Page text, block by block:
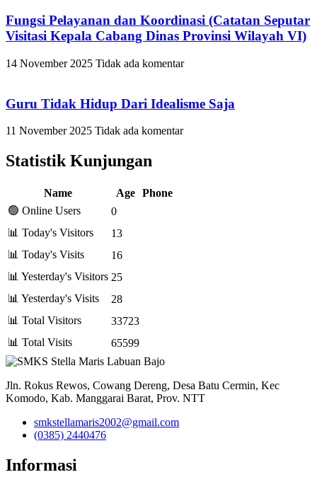
Fungsi Pelayanan dan Koordinasi (Catatan Seputar
Visitasi Kepala Cabang Dinas Provinsi Wilayah VI)
14 November 2025 Tidak ada komentar
Guru Tidak Hidup Dari Idealisme Saja
11 November 2025 Tidak ada komentar
Statistik Kunjungan
Name Age
Phone
🟢 Online Users
0
📊 Today's Visitors
13
📊 Today's Visits
16
📊 Yesterday's Visitors 25
📊 Yesterday's Visits
28
📊 Total Visitors
33723
📊 Total Visits
65599
Jln. Rokus Rewos, Cowang Dereng, Desa Batu Cermin, Kec
Komodo, Kab. Manggarai Barat, Prov. NTT
smkstellamaris2002@gmail.com
(0385) 2440476
Informasi